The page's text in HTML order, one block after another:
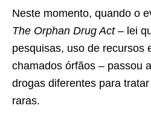
Neste momento, quando o
The Orphan Drug Act– lei
pesquisas, uso de recursos
chamados órfãos – passou
drogas diferentes para
raras.